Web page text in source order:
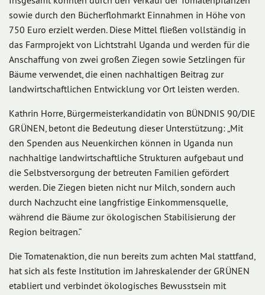
sowie durch den Bücherflohmarkt Einnahmen in Höhe von
750 Euro erzielt werden. Diese Mittel fließen vollständig in
das Farmprojekt von Lichtstrahl Uganda und werden für die
Anschaffung von zwei großen Ziegen sowie Setzlingen für
Bäume verwendet, die einen nachhaltigen Beitrag zur
landwirtschaftlichen Entwicklung vor Ort leisten werden.
Kathrin Horre, Bürgermeisterkandidatin von BÜNDNIS 90/DIE
GRÜNEN, betont die Bedeutung dieser Unterstützung: „Mit
den Spenden aus Neuenkirchen können in Uganda nun
nachhaltige landwirtschaftliche Strukturen aufgebaut und
die Selbstversorgung der betreuten Familien gefördert
werden. Die Ziegen bieten nicht nur Milch, sondern auch
durch Nachzucht eine langfristige Einkommensquelle,
während die Bäume zur ökologischen Stabilisierung der
Region beitragen.“
Die Tomatenaktion, die nun bereits zum achten Mal stattfand,
hat sich als feste Institution im Jahreskalender der GRÜNEN
etabliert und verbindet ökologisches Bewusstsein mit